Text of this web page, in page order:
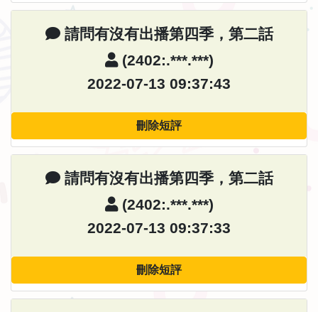
請問有沒有出播第四季，第二話
(2402:.***.***)
2022-07-13 09:37:43
刪除短評
請問有沒有出播第四季，第二話
(2402:.***.***)
2022-07-13 09:37:33
刪除短評